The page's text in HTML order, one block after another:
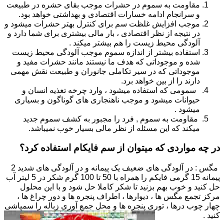
مقاومت به سموم در حشرات موجب بقای حشره در طبیعت
و سرانجام ادامه خسارات اقتصادی و بهداشتی خواهد بود.
موجب افزایش غلظت سم برای کنترل بهتر حشرات میشود و
در نتیجه از نظر اقتصادی ، بار مالی بیشتری برای شما دارد و
آلودگی محیط زیست را هم بیشتر میکند .
استفاده بیشتر از اندازه سموم موجب آلودگی محیط زیست
شده و موجوداتی که هدف ما نیستند مانند حشرات مفید و
موجوداتی که در سیر تکاملی جانوران و طبیعت نقش مهمی
دارند را از بین خواهد برد.
سمومی که استفاده میشود ، وارد چرخه تغذیه انسان و
حیوانات میشود و موجب ناهنجاری های گوناگون و بسیاری
میشود .
مقاومت به سموم , فرد را مجبور به کشف سموم جدید
میکند که این مسئله از نظر مالی بسیار خوب نمیباشد.
در چه مواردی که میتوان از سم فایکام استفاده کرد؟
مگس : در آلودگی های ضعیف یک پیمانه و در آلودگی های شدید 2
پیمانه 15 گرمی فایکم را همراه با 50 تا 100 گرم شکر در 5 لیتر آب
حل کنید و خوب بهم بزنید تا شکر کاملا حل شود و با این محلول
مرکز تجمع مگس ها ، دیوارها ، اطراف پنجره ها و دور چراغ ها ،
چهار چوب درها ، توری پنجره ها و محل جمع آوری زباله را سمپاشی
کنید .